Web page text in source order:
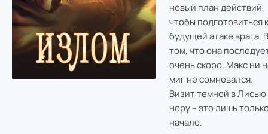
новый план действий,
чтобы подготовиться к
будущей атаке врага. В
том, что она
очень скоро, Макс ни
миг не сомневался.
Визит темной в Лисью
нору – это лишь
начало.